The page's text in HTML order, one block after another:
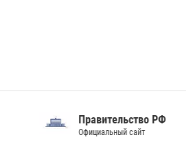
Правительство РФ
Официальный сайт